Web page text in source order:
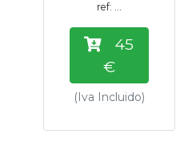
Formulario
Empresa
Contacto
ref: ...
45
€
(Iva Incluido)